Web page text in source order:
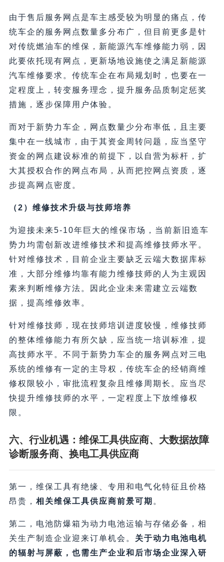
由于售后服务网点是车主感受较为明显的痛点，传
统车企的服务网点数量多分布广，但目前更多是针
对传统燃油车的维保，新能源汽车维修能力弱，因
此要依托现有网点，更新场地设施使之满足新能源
汽车维修要求。传统车企在布局规划时，也要在一
定程度上，转变服务理念，提升服务品质制定惩奖
措施，逐步保障用户体验。
而对于新势力车企，网点数量少分布率低，且主要
集中在一线城市，由于其资金周转问题，应当坚守
资金的网点建设标准的前提下，以自营为标杆，扩
大其授权合作的网点布局，从而把控网点资质，逐
步提高网点密度。
（2）维修技术升级与技师培养
为迎接未来5-10年巨大的维保市场，当前新旧造车
势力均需创新改进维修技术和提高维修技师水平。
针对维修技术，目前企业主要缺乏云端大数据库标
准，大部分维修均靠有能力维修技师的人为主观因
素来判断维修方法。因此企业未来需建立云端数
据，提高维修效率。
针对维修技师，现在技师培训进度较慢，维修技师
的整体维修能力有所欠缺，应当统一培训标准，提
高技师水平。不同于新势力车企的服务网点对三电
系统的维修有一定的主导权，传统车企的经销商维
修权限较小，审批流程复杂且维修周期长。应当尽
快提升维修技师的水平，一定程度上下放维修权
限。
六、行业机遇：维保工具供应商、大数据故障
诊断服务商、换电工具供应商
第一，维保工具有绝缘、专用和电气化特征且价格
昂贵， 相关维保工具供应商前景可期 。
第二，电池防爆箱为动力电池运输与存储必备，相
关生产制造企业迎来订单机会。 关于动力电池电机
的辐射与屏蔽，也需生产企业和后市场企业深入研